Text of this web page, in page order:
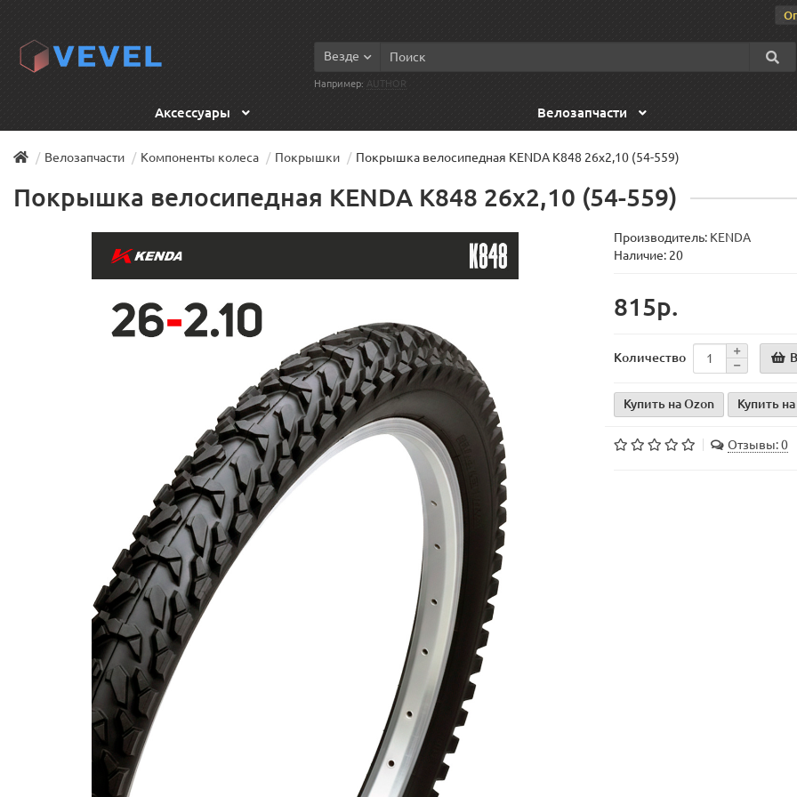
Везде
Например: AUTHOR
Аксессуары Велозапчасти
Велозапчасти Компоненты колеса Покрышки Покрышка велосипедная KENDA K848 26x2,10 (54-559)
Покрышка велосипедная KENDA K848 26x2,10 (54-559)
Производитель: KENDA
Наличие: 20
815р.
Количество
Купить на Ozon Купить
Отзывы: 0